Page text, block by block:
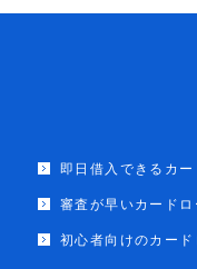
即日借入できるカー
審査が早いカードロ
初心者向けのカード